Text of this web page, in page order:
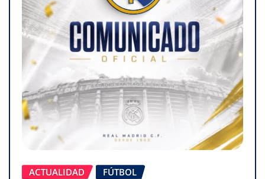
ACTUALIDAD
FÚTBOL